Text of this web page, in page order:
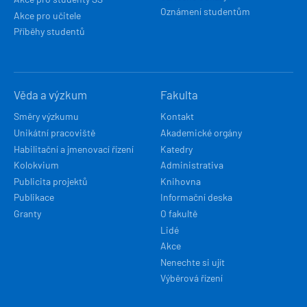
Akce pro učitele
Příběhy studentů
Oznámení studentům
Věda a výzkum
Směry výzkumu
Unikátní pracoviště
Habilitační a jmenovací řízení
Kolokvium
Publicita projektů
Publikace
Granty
Fakulta
Kontakt
Akademické orgány
Katedry
Administrativa
Knihovna
Informační deska
O fakultě
Lidé
Akce
Nenechte si ujít
Výběrová řízení